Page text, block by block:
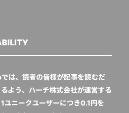
は、読者の皆様が記事を読むだ
よう、ハーチ株式会社が運営する
1ユニークユーザーにつき0.1円を